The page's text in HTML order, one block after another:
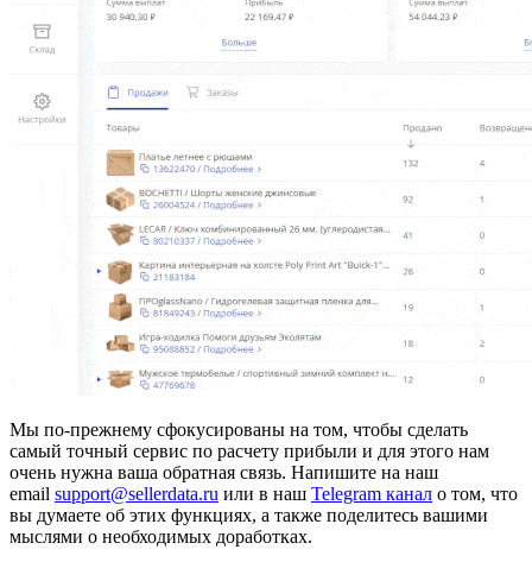
Мы по-прежнему сфокусированы на том, чтобы сделать
самый точный сервис по расчету прибыли и для этого нам
очень нужна ваша обратная связь. Напишите на наш
email support@sellerdata.ru или в наш Telegram канал о том, что
вы думаете об этих функциях, а также поделитесь вашими
мыслями о необходимых доработках.